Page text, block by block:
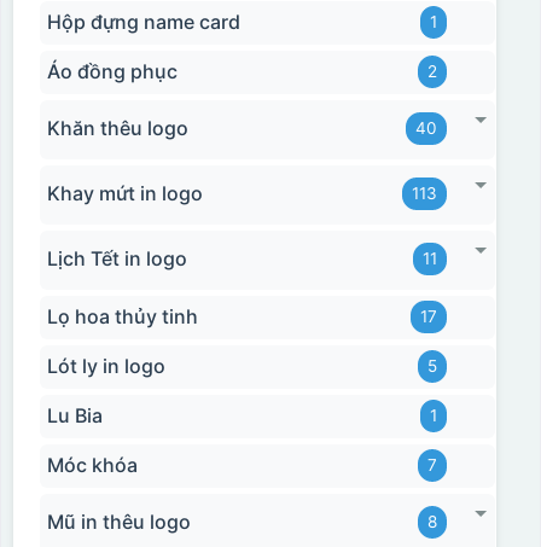
Hộp đựng name card 1
Áo đồng phục 2
Khăn thêu logo 40
Khay mứt in logo 113
Lịch Tết in logo 11
Lọ hoa thủy tinh 17
Lót ly in logo 5
Lu Bia 1
Móc khóa 7
Mũ in thêu logo 8